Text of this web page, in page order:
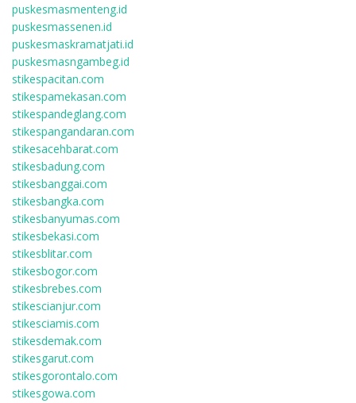
puskesmasmenteng.id
puskesmassenen.id
puskesmaskramatjati.id
puskesmasngambeg.id
stikespacitan.com
stikespamekasan.com
stikespandeglang.com
stikespangandaran.com
stikesacehbarat.com
stikesbadung.com
stikesbanggai.com
stikesbangka.com
stikesbanyumas.com
stikesbekasi.com
stikesblitar.com
stikesbogor.com
stikesbrebes.com
stikescianjur.com
stikesciamis.com
stikesdemak.com
stikesgarut.com
stikesgorontalo.com
stikesgowa.com